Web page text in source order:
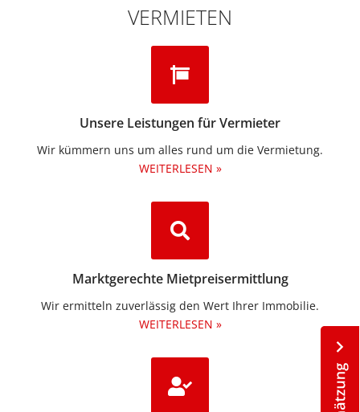
VERMIETEN
Unsere Leistungen für Vermieter
Wir kümmern uns um alles rund um die Vermietung.​
WEITERLESEN »
Marktgerechte Mietpreisermittlung
Wir ermitteln zuverlässig den Wert Ihrer Immobilie.
WEITERLESEN »